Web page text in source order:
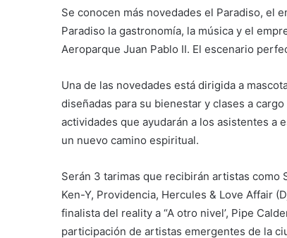
Se conocen más novedades el Paradiso, el
Paradiso la gastronomía, la música y el
Aeroparque Juan Pablo II. El escenario
Una de las novedades está dirigida a
diseñadas para su bienestar y clases a
actividades que ayudarán a los asistentes
un nuevo camino espiritual.
Serán 3 tarimas que recibirán artistas como
Ken-Y, Providencia, Hercules & Love Affair
finalista del reality a “A otro nivel’, Pipe
participación de artistas emergentes de la